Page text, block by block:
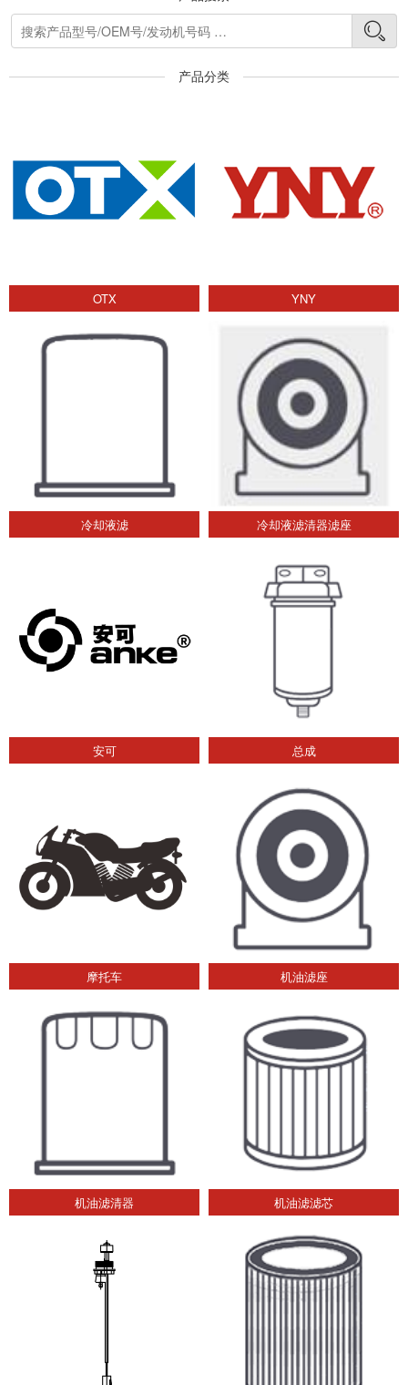
产品分类
OTX YNY
冷却液滤 冷却液滤清器滤座
安可 总成
摩托车 机油滤座
机油滤清器 机油滤滤芯